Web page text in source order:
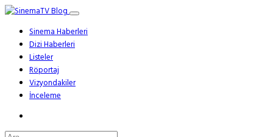
Sinema Haberleri
Dizi Haberleri
Listeler
Röportaj
Vizyondakiler
İnceleme